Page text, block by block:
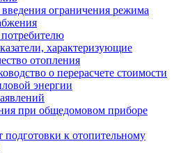
ограничения режима
характеризующие
отопления
о перерасчете стоимости
энергии
при общедомовом приборе
подготовки к отопительному